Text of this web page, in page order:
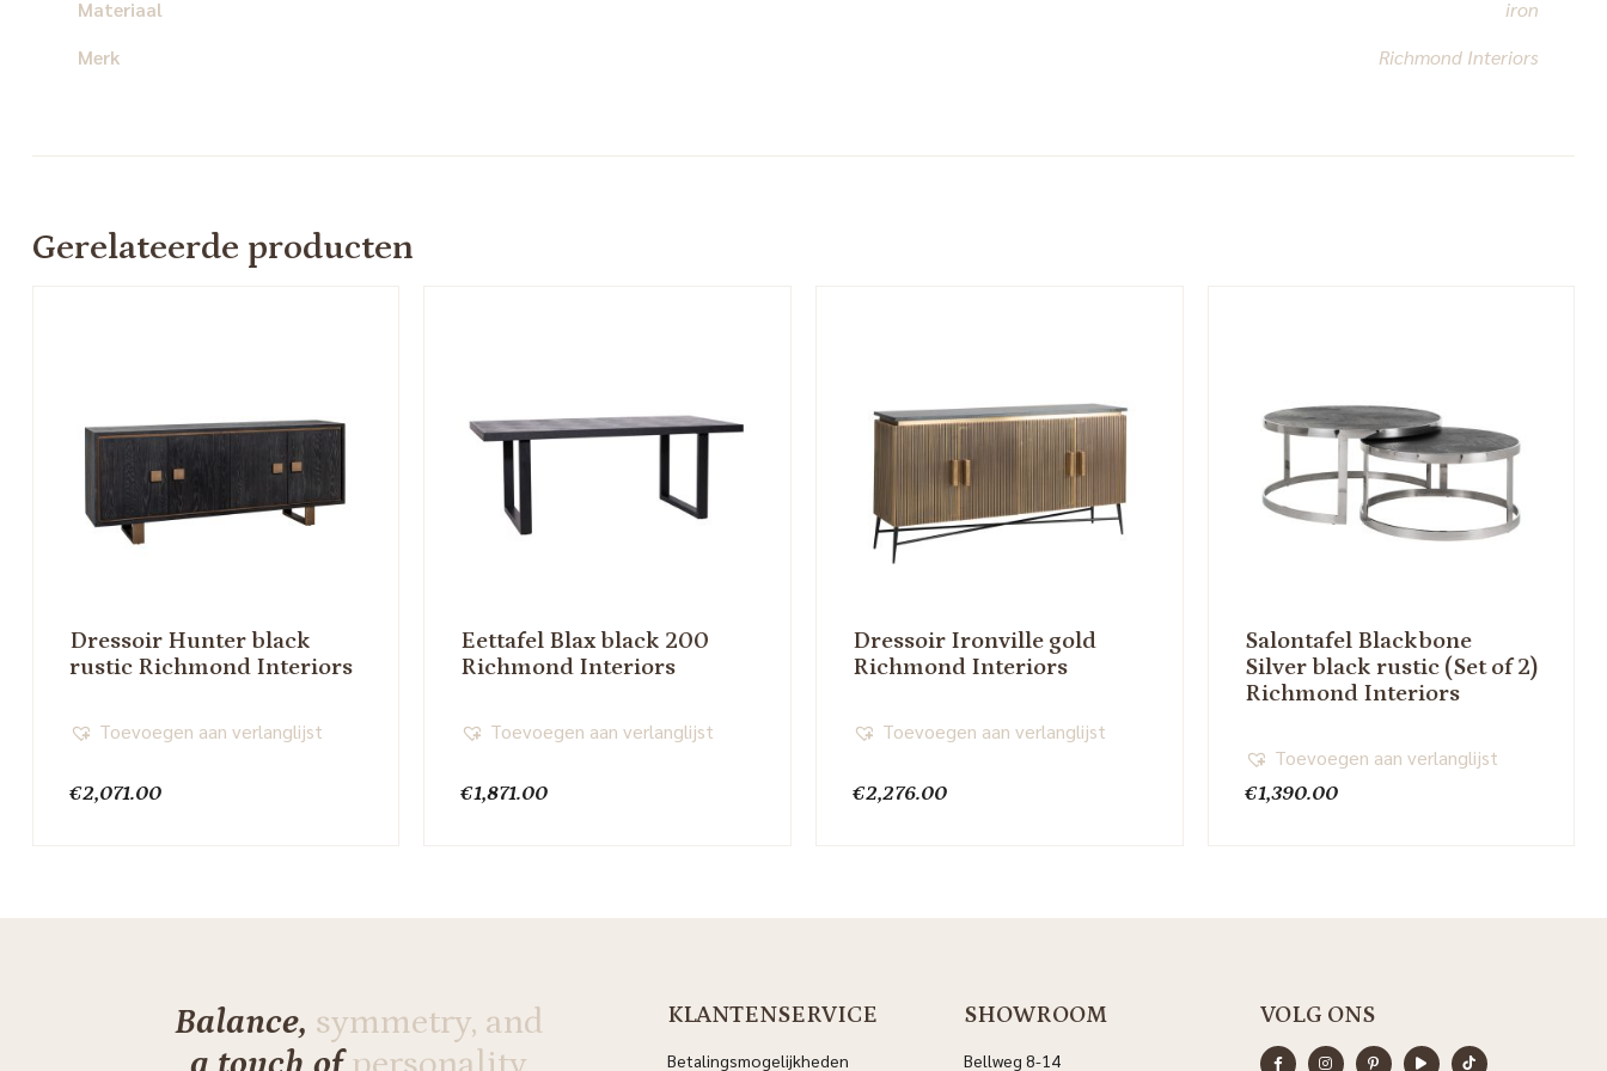
Materiaal
iron
Merk
Richmond Interiors
Gerelateerde producten
Dressoir Hunter black
rustic Richmond Interiors
€2,071.00
Toevoegen aan verlanglijst
Eettafel Blax black 200
Richmond Interiors
€1,871.00
Toevoegen aan verlanglijst
Dressoir Ironville gold
Richmond Interiors
€2,276.00
Toevoegen aan verlanglijst
Salontafel Blackbone
Silver black rustic (Set of 2)
Richmond Interiors
€1,390.00
Toevoegen aan verlanglijst
Balance, symmetry, and
KLANTENSERVICE
Betalingsmogelijkheden
SHOWROOM
Bellweg 8-14
VOLG ONS